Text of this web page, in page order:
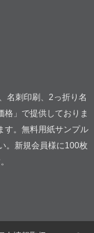
名刺印刷、2っ折り名
格」で提供しておりま
す。無料用紙サンプル
。新規会員様に100枚